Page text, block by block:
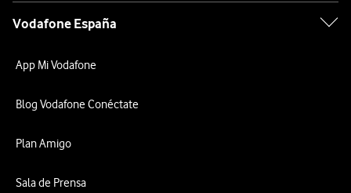
Vodafone España
App Mi Vodafone
Blog Vodafone Conéctate
Plan Amigo
Sala de Prensa